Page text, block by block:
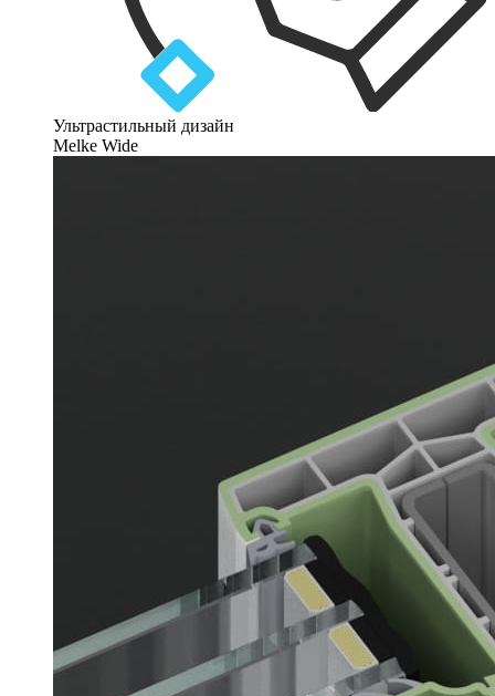
Ультрастильный дизайн
Melke Wide